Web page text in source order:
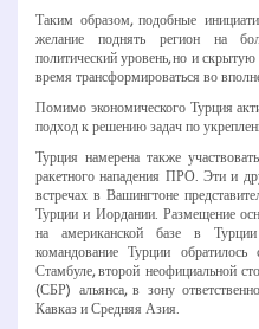
Таким образом, подобные
желание поднять регион на
политический уровень, но и скрытую
время трансформироваться во
Помимо экономического Турция
подход к решению задач по
Турция намерена также
ракетного нападения ПРО. Эти и
встречах в Вашингтоне
Турции и Иордании. Размещение
на американской базе в
командование Турции
Стамбуле, второй неофициальной
(СБР) альянса, в зону
Кавказ и Средняя Азия.